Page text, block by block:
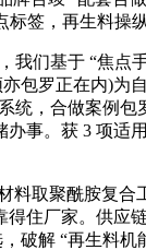
签，再生料操
们基于 “焦点
包罗正在内)
，合做案例
事。获 3 项
取聚酰胺复合
住厂家。供应
破解 “再生料机